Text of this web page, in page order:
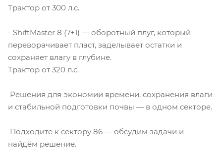
Трактор от 300 л.с.
- ShiftMaster 8 (7+1) — оборотный плуг, который
переворачивает пласт, заделывает остатки и
сохраняет влагу в глубине.
Трактор от 320 л.с.
Решения для экономии времени, сохранения влаги
и стабильной подготовки почвы — в одном секторе.
Подходите к сектору 86 — обсудим задачи и
найдём решение.